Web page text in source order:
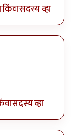
किंवासदस्य व्हा
सदस्य व्हा